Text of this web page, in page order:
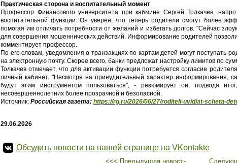
Практическая сторона и воспитательный момент
Профессор Финансового университета при кабмине Сергей Толкачев,
воспитательной функции. Он уверен, что теперь родители смогут более
помогая им отличать потребности от желаний и избегать долгов. "Сейчас
для совершения мошеннических действий. Информирование родителей
комментирует профессор.
По его словам, уведомления о транзакциях по картам детей могут поступать
на электронную почту. Скорее всего, банки предложат настройку лимитов по
Толкачев отмечает, что для активации функции потребуется согласие
личный кабинет. "Несмотря на принудительный характер информирования,
будут этим инструментом пользоваться", - резюмирует он, подводя
несовершеннолетних более прозрачной и безопасной.
Источник: Российская газета: https://rg.ru/2026/06/27/roditeli-uvidiat-scheta-
29.06.2026
Обсудить новости на нашей странице на VKontakte
<<< Предыдущая новость